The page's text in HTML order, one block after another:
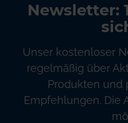
Newsletter:
Unser kostenloser
regelmäßig über
Produkten und
Empfehlungen. Die